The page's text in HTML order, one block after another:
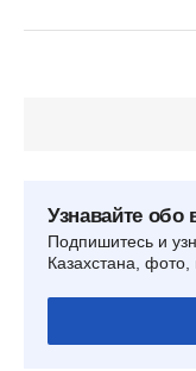
Узнавайте
Подпишитесь и
Казахстана, фото,